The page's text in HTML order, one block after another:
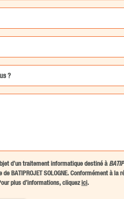
d’un traitement informatique destiné à
BATIPROJET SOLOGNE. Conformément
plus d’informations, cliquezici.